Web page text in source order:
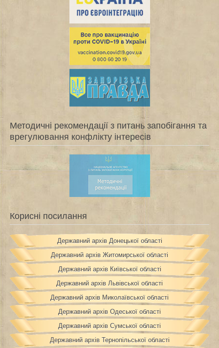
Методичні рекомендації з питань запобігання та
врегулювання конфлікту інтересів
Корисні посилання
Державний архів Донецької області
Державний архів Житомирської області
Державний архів Київської області
Державний архів Львівської області
Державний архів Миколаївської області
Державний архів Одеської області
Державний архів Сумської області
Державний архів Тернопільської області